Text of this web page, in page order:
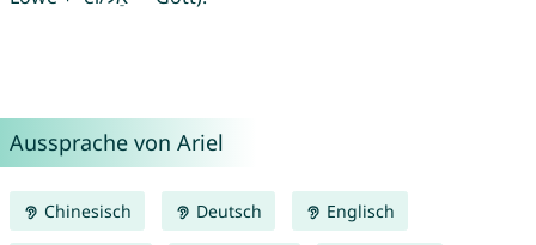
Aussprache von Ariel
Chinesisch Deutsch Englisch